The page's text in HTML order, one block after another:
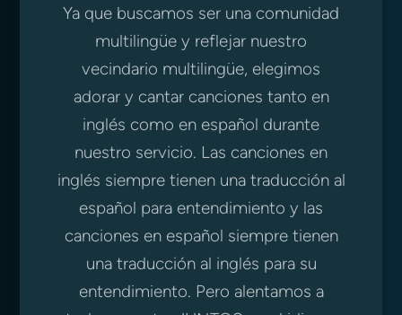
Ya que buscamos ser una comunidad
multilingüe y reflejar nuestro
vecindario multilingüe, elegimos
adorar y cantar canciones tanto en
inglés como en español durante
nuestro servicio. Las canciones en
inglés siempre tienen una traducción al
español para entendimiento y las
canciones en español siempre tienen
una traducción al inglés para su
entendimiento. Pero alentamos a